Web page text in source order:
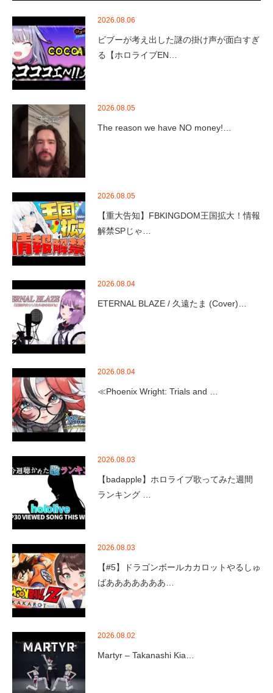
2026.08.06
ビブーが考え出した謎の掛け声が面白すぎ
る【ホロライブEN…
2026.08.05
The reason we have NO money!…
2026.08.05
【重大告知】FBKINGDOM王国拡大！情報
解禁SPじゃ…
2026.08.04
ETERNAL BLAZE / 久遠たま (Cover)…
2026.08.04
≪Phoenix Wright: Trials and …
2026.08.03
【badapple】ホロライブ歌ってみた週間
ランキング …
2026.08.03
【#5】ドラゴンボールカカロットやるしゅ
ばあああああああ…
2026.08.02
Martyr – Takanashi Kia…